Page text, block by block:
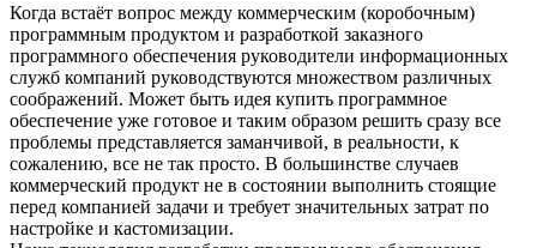
Когда встаёт вопрос между коммерческим (коробочным)
программным продуктом и разработкой заказного
программного обеспечения руководители информационных
служб компаний руководствуются множеством различных
соображений. Может быть идея купить программное
обеспечение уже готовое и таким образом решить сразу все
проблемы представляется заманчивой, в реальности, к
сожалению, все не так просто. В большинстве случаев
коммерческий продукт не в состоянии выполнить стоящие
перед компанией задачи и требует значительных затрат по
настройке и кастомизации.